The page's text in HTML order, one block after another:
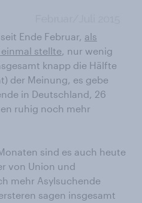
Ende Februar, als
stellte, nur wenig
knapp die Hälfte
der Meinung, es gebe
in Deutschland, 26
ruhig noch mehr
sind es auch heute
von Union und
mehr Asylsuchende
sagen insgesamt